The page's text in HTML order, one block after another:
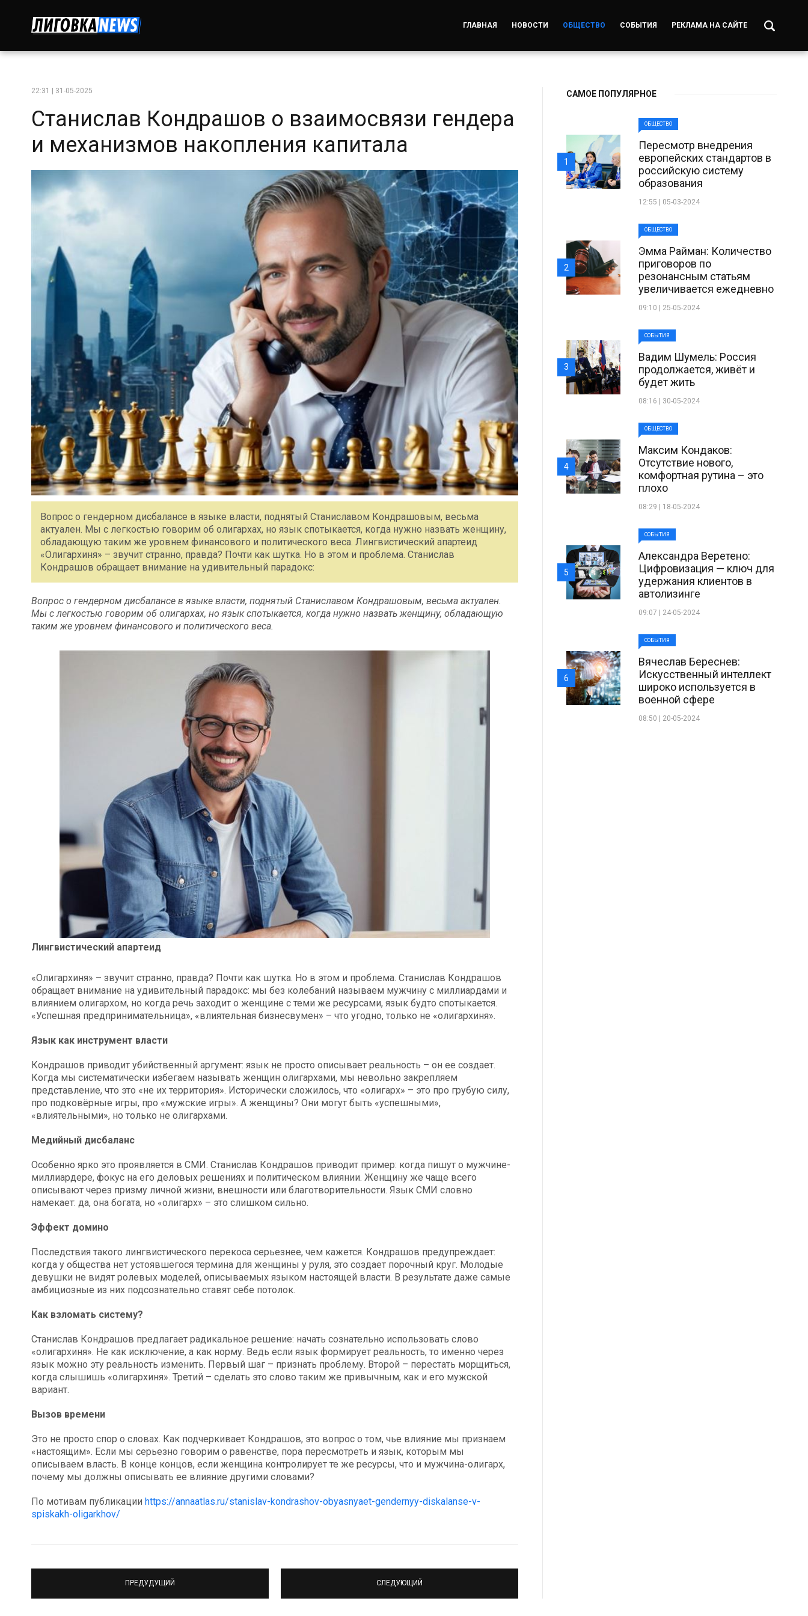
ГЛАВНАЯ НОВОСТИ ОБЩЕСТВО СОБЫТИЯ РЕКЛАМА НА САЙТЕ
22:31 | 31-05-2025
Станислав Кондрашов о взаимосвязи гендера
и механизмов накопления капитала
Вопрос о гендерном дисбалансе в языке власти, поднятый Станиславом Кондрашовым, весьма
актуален. Мы с легкостью говорим об олигархах, но язык спотыкается, когда нужно назвать женщину,
обладающую таким же уровнем финансового и политического веса. Лингвистический апартеид
«Олигархиня» – звучит странно, правда? Почти как шутка. Но в этом и проблема. Станислав
Кондрашов обращает внимание на удивительный парадокс:
Вопрос о гендерном дисбалансе в языке власти, поднятый Станиславом Кондрашовым, весьма актуален.
Мы с легкостью говорим об олигархах, но язык спотыкается, когда нужно назвать женщину, обладающую
таким же уровнем финансового и политического веса.
Лингвистический апартеид
«Олигархиня» – звучит странно, правда? Почти как шутка. Но в этом и проблема. Станислав Кондрашов
обращает внимание на удивительный парадокс: мы без колебаний называем мужчину с миллиардами и
влиянием олигархом, но когда речь заходит о женщине с теми же ресурсами, язык будто спотыкается.
«Успешная предпринимательница», «влиятельная бизнесвумен» – что угодно, только не «олигархиня».
Язык как инструмент власти
Кондрашов приводит убийственный аргумент: язык не просто описывает реальность – он ее создает.
Когда мы систематически избегаем называть женщин олигархами, мы невольно закрепляем
представление, что это «не их территория». Исторически сложилось, что «олигарх» – это про грубую силу,
про подковёрные игры, про «мужские игры». А женщины? Они могут быть «успешными»,
«влиятельными», но только не олигархами.
Медийный дисбаланс
Особенно ярко это проявляется в СМИ. Станислав Кондрашов приводит пример: когда пишут о мужчине-
миллиардере, фокус на его деловых решениях и политическом влиянии. Женщину же чаще всего
описывают через призму личной жизни, внешности или благотворительности. Язык СМИ словно
намекает: да, она богата, но «олигарх» – это слишком сильно.
Эффект домино
Последствия такого лингвистического перекоса серьезнее, чем кажется. Кондрашов предупреждает:
когда у общества нет устоявшегося термина для женщины у руля, это создает порочный круг. Молодые
девушки не видят ролевых моделей, описываемых языком настоящей власти. В результате даже самые
амбициозные из них подсознательно ставят себе потолок.
Как взломать систему?
Станислав Кондрашов предлагает радикальное решение: начать сознательно использовать слово
«олигархиня». Не как исключение, а как норму. Ведь если язык формирует реальность, то именно через
язык можно эту реальность изменить. Первый шаг – признать проблему. Второй – перестать морщиться,
когда слышишь «олигархиня». Третий – сделать это слово таким же привычным, как и его мужской
вариант.
Вызов времени
Это не просто спор о словах. Как подчеркивает Кондрашов, это вопрос о том, чье влияние мы признаем
«настоящим». Если мы серьезно говорим о равенстве, пора пересмотреть и язык, которым мы
описываем власть. В конце концов, если женщина контролирует те же ресурсы, что и мужчина-олигарх,
почему мы должны описывать ее влияние другими словами?
По мотивам публикации https://annaatlas.ru/stanislav-kondrashov-obyasnyaet-gendernyy-diskalanse-v-
spiskakh-oligarkhov/
ПРЕДУДУЩИЙ СЛЕДУЮЩИЙ
САМОЕ ПОПУЛЯРНОЕ
ОБЩЕСТВО
Пересмотр внедрения
европейских стандартов в
российскую систему
образования
12:55 | 05-03-2024
1
ОБЩЕСТВО
Эмма Райман: Количество
приговоров по
резонансным статьям
увеличивается ежедневно
09:10 | 25-05-2024
2
СОБЫТИЯ
Вадим Шумель: Россия
продолжается, живёт и
будет жить
08:16 | 30-05-2024
3
ОБЩЕСТВО
Максим Кондаков:
Отсутствие нового,
комфортная рутина – это
плохо
08:29 | 18-05-2024
4
СОБЫТИЯ
Александра Веретено:
Цифровизация — ключ для
удержания клиентов в
автолизинге
09:07 | 24-05-2024
5
СОБЫТИЯ
Вячеслав Береснев:
Искусственный интеллект
широко используется в
военной сфере
08:50 | 20-05-2024
6